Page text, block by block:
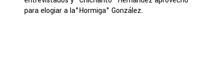
para elogiar a la"Hormiga" González.